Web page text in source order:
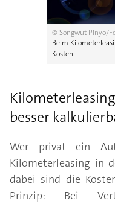
© Songwut Pinyo/
Beim
Kosten.
besser
Wer privat ein
Kilometerleasing in
dabei sind die
Prinzip: Bei